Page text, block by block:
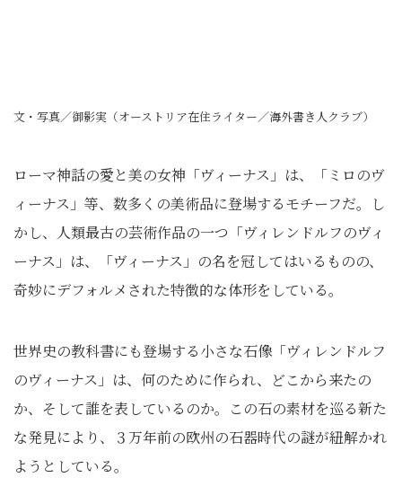
文・写真／御影実（オーストリア在住ライター／海外書き人クラブ）
ローマ神話の愛と美の女神「ヴィーナス」は、「ミロのヴ
ィーナス」等、数多くの美術品に登場するモチーフだ。し
かし、人類最古の芸術作品の一つ「ヴィレンドルフのヴィ
ーナス」は、「ヴィーナス」の名を冠してはいるものの、
奇妙にデフォルメされた特徴的な体形をしている。
世界史の教科書にも登場する小さな石像「ヴィレンドルフ
のヴィーナス」は、何のために作られ、どこから来たの
か、そして誰を表しているのか。この石の素材を巡る新た
な発見により、３万年前の欧州の石器時代の謎が紐解かれ
ようとしている。